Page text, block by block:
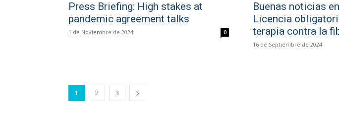
Press Briefing: High stakes at
pandemic agreement talks
1 de Noviembre de 2024 0
Buenas noticias
Licencia
terapia contra la
16 de Septiembre de 2024
1 2 3